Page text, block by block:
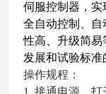
伺服控制器，
全自动控制、
性高、升级简
发展和试验标准
操作规程：
1. 接通电源，